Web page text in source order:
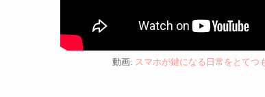
動画: スマホが鍵になる日常をとてつ